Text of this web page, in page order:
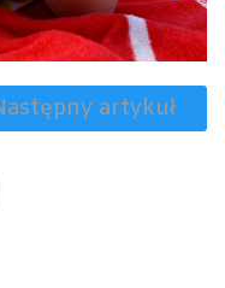
artykuł